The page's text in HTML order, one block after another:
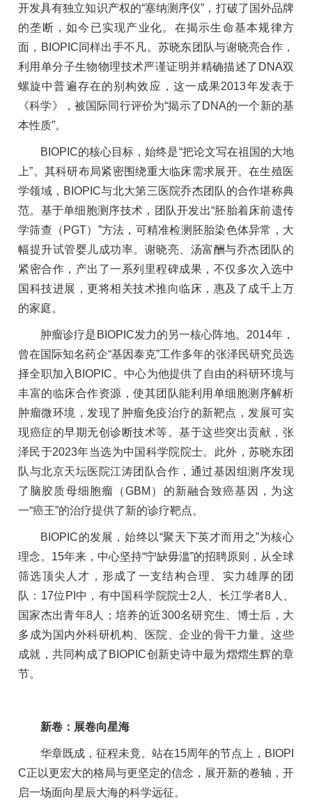
开发具有独立知识产权的“塞纳测序仪”，打破了国外品牌
的垄断，如今已实现产业化。在揭示生命基本规律方
面，BIOPIC同样出手不凡。苏晓东团队与谢晓亮合作，
利用单分子生物物理技术严谨证明并精确描述了DNA双
螺旋中普遍存在的别构效应，这一成果2013年发表于
《科学》，被国际同行评价为“揭示了DNA的一个新的基
本性质”。
BIOPIC的核心目标，始终是“把论文写在祖国的大地
上”。其科研布局紧密围绕重大临床需求展开。在生殖医
学领域，BIOPIC与北大第三医院乔杰团队的合作堪称典
范。基于单细胞测序技术，团队开发出“胚胎着床前遗传
学筛查（PGT）”方法，可精准检测胚胎染色体异常，大
幅提升试管婴儿成功率。谢晓亮、汤富酬与乔杰团队的
紧密合作，产出了一系列里程碑成果，不仅多次入选中
国科技进展，更将相关技术推向临床，惠及了成千上万
的家庭。
肿瘤诊疗是BIOPIC发力的另一核心阵地。2014年，
曾在国际知名药企“基因泰克”工作多年的张泽民研究员选
择全职加入BIOPIC。中心为他提供了自由的科研环境与
丰富的临床合作资源，使其团队能利用单细胞测序解析
肿瘤微环境，发现了肿瘤免疫治疗的新靶点，发展可实
现癌症的早期无创诊断技术等。基于这些突出贡献，张
泽民于2023年当选为中国科学院院士。此外，苏晓东团
队与北京天坛医院江涛团队合作，通过基因组测序发现
了脑胶质母细胞瘤（GBM）的新融合致癌基因，为这
一“癌王”的治疗提供了新的诊疗靶点。
BIOPIC的发展，始终以“聚天下英才而用之”为核心
理念。15年来，中心坚持“宁缺毋滥”的招聘原则，从全球
筛选顶尖人才，形成了一支结构合理、实力雄厚的团
队：17位PI中，有中国科学院院士2人、长江学者8人、
国家杰出青年8人；培养的近300名研究生、博士后，大
多成为国内外科研机构、医院、企业的骨干力量。这些
成就，共同构成了BIOPIC创新史诗中最为熠熠生辉的章
节。
新卷：展卷向星海
华章既成，征程未竟。站在15周年的节点上，BIOPI
C正以更宏大的格局与更坚定的信念，展开新的卷轴，开
启一场面向星辰大海的科学远征。